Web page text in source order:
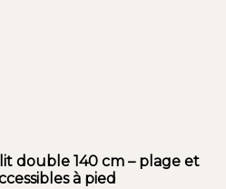
double 140 cm – plage et
à pied